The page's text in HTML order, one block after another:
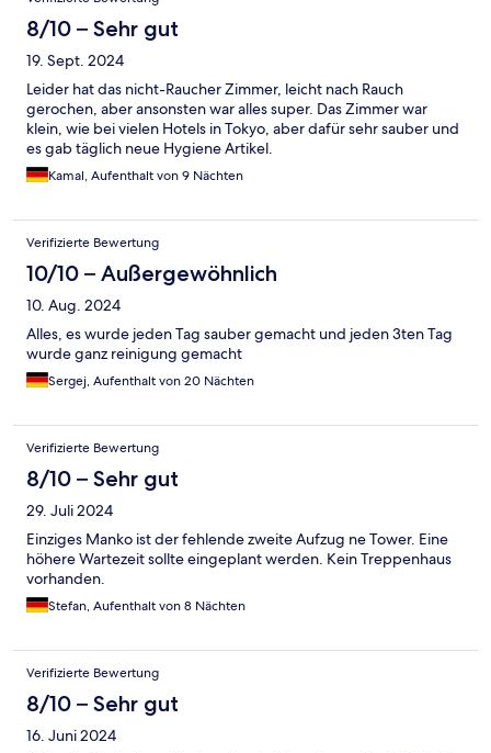
8/10 – Sehr gut
19. Sept. 2024
Leider hat das nicht-Raucher Zimmer, leicht nach Rauch
gerochen, aber ansonsten war alles super. Das Zimmer war
klein, wie bei vielen Hotels in Tokyo, aber dafür sehr sauber und
es gab täglich neue Hygiene Artikel.
Kamal, Aufenthalt von 9 Nächten
Verifizierte Bewertung
10/10 – Außergewöhnlich
10. Aug. 2024
Alles, es wurde jeden Tag sauber gemacht und jeden 3ten Tag
wurde ganz reinigung gemacht
Sergej, Aufenthalt von 20 Nächten
Verifizierte Bewertung
8/10 – Sehr gut
29. Juli 2024
Einziges Manko ist der fehlende zweite Aufzug ne Tower. Eine
höhere Wartezeit sollte eingeplant werden. Kein Treppenhaus
vorhanden.
Stefan, Aufenthalt von 8 Nächten
Verifizierte Bewertung
8/10 – Sehr gut
16. Juni 2024